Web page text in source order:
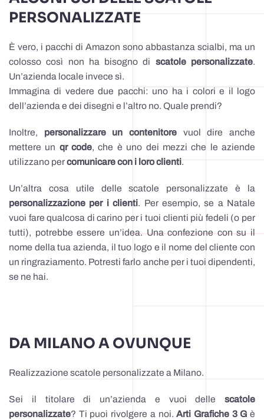
PERSONALIZZATE
È vero, i pacchi di Amazon sono abbastanza scialbi, ma un
colosso così non ha bisogno di scatole personalizzate.
Un’azienda locale invece sì.
Immagina di vedere due pacchi: uno ha i colori e il logo
dell’azienda e dei disegni e l’altro no. Quale prendi?
Inoltre, personalizzare un contenitore vuol dire anche
mettere un qr code, che è uno dei mezzi che le aziende
utilizzano percomunicare con i loro clienti.
Un’altra cosa utile delle scatole personalizzate è la
personalizzazione per i clienti. Per esempio, se a Natale
vuoi fare qualcosa di carino per i tuoi clienti più fedeli (o per
tutti), potrebbe essere un’idea. Una confezione con su il
nome della tua azienda, il tuo logo e il nome del cliente con
un ringraziamento. Potresti farlo anche per i tuoi dipendenti,
se ne hai.
DA MILANO A OVUNQUE
Realizzazione scatole personalizzate a Milano.
Sei il titolare di un’azienda e vuoi delle scatole
personalizzate? Ti puoi rivolgere a noi.Arti Grafiche 3 G è